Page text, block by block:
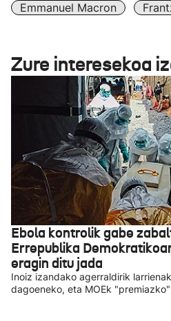
Emmanuel Macron
Zure interesekoa
Ebola kontrolik gabe
Errepublika
eragin ditu jada
Inoiz izandako agerraldirik
dagoeneko, eta MOEk